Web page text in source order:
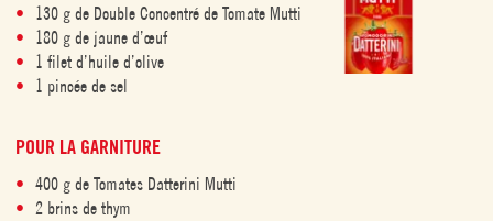
130 g de Double Concentré de Tomate Mutti
180 g de jaune d’œuf
1 filet d’huile d’olive
1 pincée de sel
POUR LA GARNITURE
400 g de Tomates Datterini Mutti
2 brins de thym